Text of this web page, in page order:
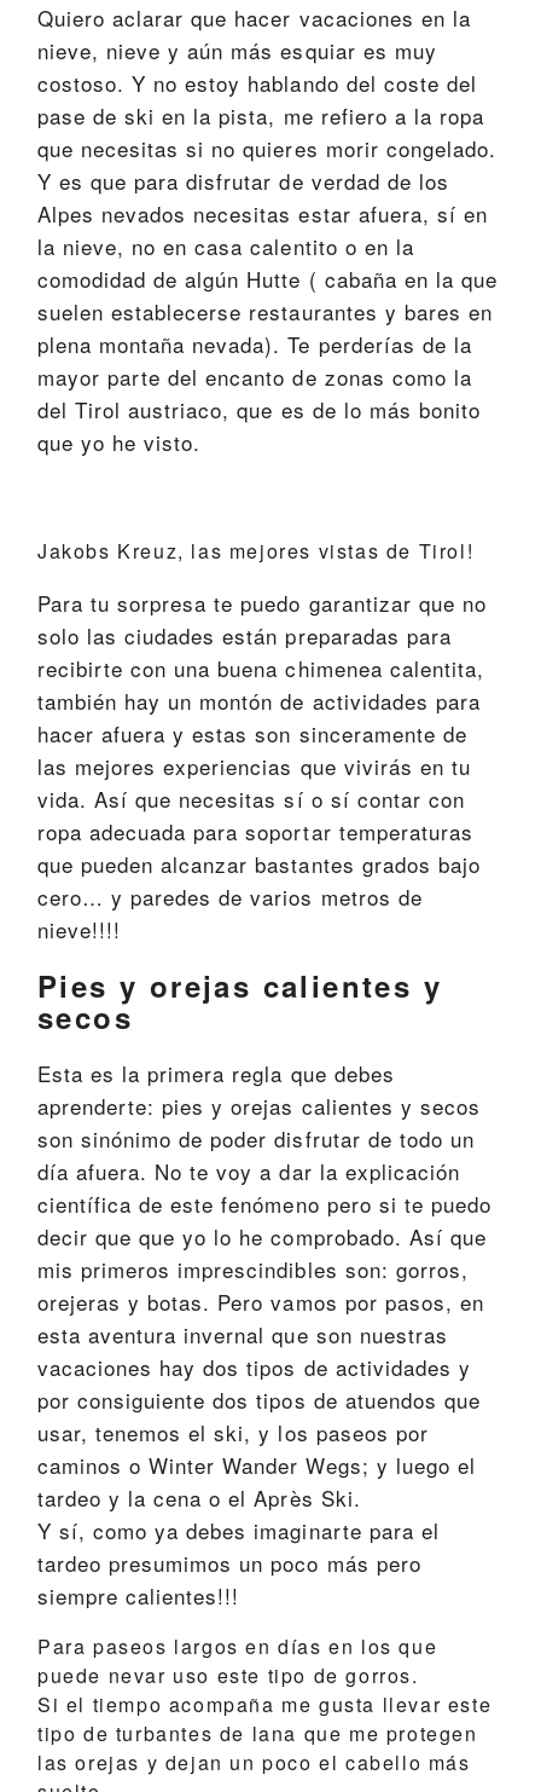
Quiero aclarar que hacer vacaciones en la
nieve, nieve y aún más esquiar es muy
costoso. Y no estoy hablando del coste del
pase de ski en la pista, me refiero a la ropa
que necesitas si no quieres morir congelado.
Y es que para disfrutar de verdad de los
Alpes nevados necesitas estar afuera, sí en
la nieve, no en casa calentito o en la
comodidad de algún Hutte ( cabaña en la que
suelen establecerse restaurantes y bares en
plena montaña nevada). Te perderías de la
mayor parte del encanto de zonas como la
del Tirol austriaco, que es de lo más bonito
que yo he visto.
Jakobs Kreuz, las mejores vistas de Tirol!
Para tu sorpresa te puedo garantizar que no
solo las ciudades están preparadas para
recibirte con una buena chimenea calentita,
también hay un montón de actividades para
hacer afuera y estas son sinceramente de
las mejores experiencias que vivirás en tu
vida. Así que necesitas sí o sí contar con
ropa adecuada para soportar temperaturas
que pueden alcanzar bastantes grados bajo
cero… y paredes de varios metros de
nieve!!!!
Pies y orejas calientes y
secos
Esta es la primera regla que debes
aprenderte: pies y orejas calientes y secos
son sinónimo de poder disfrutar de todo un
día afuera. No te voy a dar la explicación
científica de este fenómeno pero si te puedo
decir que que yo lo he comprobado. Así que
mis primeros imprescindibles son: gorros,
orejeras y botas. Pero vamos por pasos, en
esta aventura invernal que son nuestras
vacaciones hay dos tipos de actividades y
por consiguiente dos tipos de atuendos que
usar, tenemos el ski, y los paseos por
caminos o Winter Wander Wegs; y luego el
tardeo y la cena o el Après Ski.
Y sí, como ya debes imaginarte para el
tardeo presumimos un poco más pero
siempre calientes!!!
Para paseos largos en días en los que
puede nevar uso este tipo degorros.
Si el tiempo acompaña me gusta llevar este
tipo de turbantes de lana que me protegen
las orejas y dejan un poco el cabello más